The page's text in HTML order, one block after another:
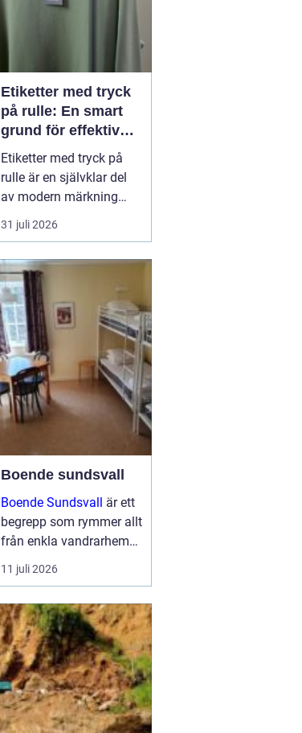
Etiketter med tryck
på rulle: En smart
grund för effektiv
märkning
Etiketter med tryck på
rulle är en självklar del
av modern märkning
inom industri, handel
och logistik. Oavsett om
handel eller tekniska
produkter krävs
lösningar som är
effektiva, drif...
31 juli 2026
Boende sundsvall
Boende Sundsvall är ett
begrepp som rymmer allt
från enkla vandrarhem
till hotell och
långtidsboenden, och
som passar många olika
behov och plånböcker.
Boende sundsvall för...
11 juli 2026